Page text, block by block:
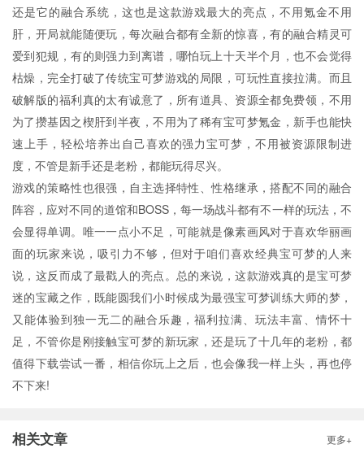
还是它的融合系统，这也是这款游戏最大的亮点，不用氪金不用
肝，开局就能随便玩，每次融合都有全新的惊喜，有的融合精灵可
爱到犯规，有的则强力到离谱，哪怕玩上十天半个月，也不会觉得
枯燥，完全打破了传统宝可梦游戏的局限，可玩性直接拉满。而且
破解版的福利真的太有诚意了，所有道具、资源全都免费领，不用
为了攒基因之楔肝到半夜，不用为了稀有宝可梦氪金，新手也能快
速上手，轻松培养出自己喜欢的强力宝可梦，不用被资源限制进
度，不管是新手还是老粉，都能玩得尽兴。
游戏的策略性也很强，自主选择特性、性格继承，搭配不同的融合
阵容，应对不同的道馆和BOSS，每一场战斗都有不一样的玩法，不
会显得单调。唯一一点小不足，可能就是像素画风对于喜欢华丽画
面的玩家来说，吸引力不够，但对于咱们喜欢经典宝可梦的人来
说，这反而成了最戳人的亮点。总的来说，这款游戏真的是宝可梦
迷的宝藏之作，既能圆我们小时候成为最强宝可梦训练大师的梦，
又能体验到独一无二的融合乐趣，福利拉满、玩法丰富、情怀十
足，不管你是刚接触宝可梦的新玩家，还是玩了十几年的老粉，都
值得下载尝试一番，相信你玩上之后，也会像我一样上头，再也停
不下来!
相关文章 更多+